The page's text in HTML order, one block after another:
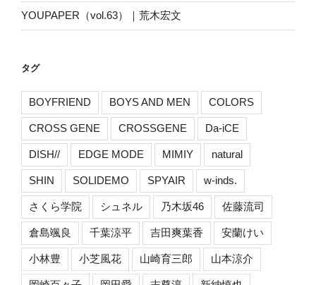
YOUPAPER（vol.63）｜荒木宏文
タグ
BOYFRIEND BOYS AND MEN COLORS
CROSS GENE CROSSGENE Da-iCE
DISH// EDGE MODE MIMIY natural
SHIN SOLIDEMO SPYAIR w-inds.
さくら学院 シュネル 乃木坂46 佐藤流司
倉島颯良 千葉涼平 吉田爽葉香 安蘭けい
小林豊 小芝風花 山崎育三郎 山本涼介